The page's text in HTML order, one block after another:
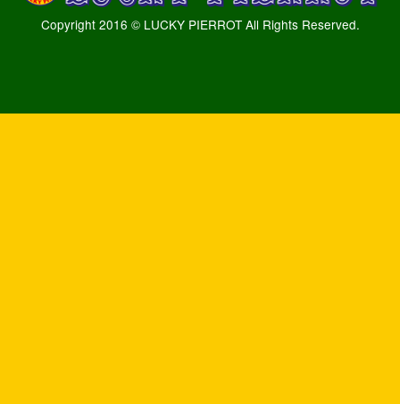
Copyright 2016 © LUCKY PIERROT All Rights Reserved.